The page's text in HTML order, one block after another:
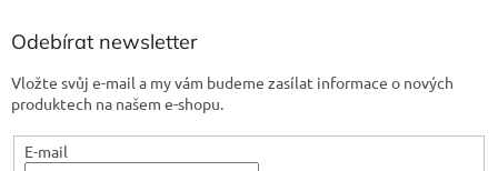
Odebírat newsletter
Vložte svůj e-mail a my vám budeme zasílat informace o nových
produktech na našem e-shopu.
E-mail